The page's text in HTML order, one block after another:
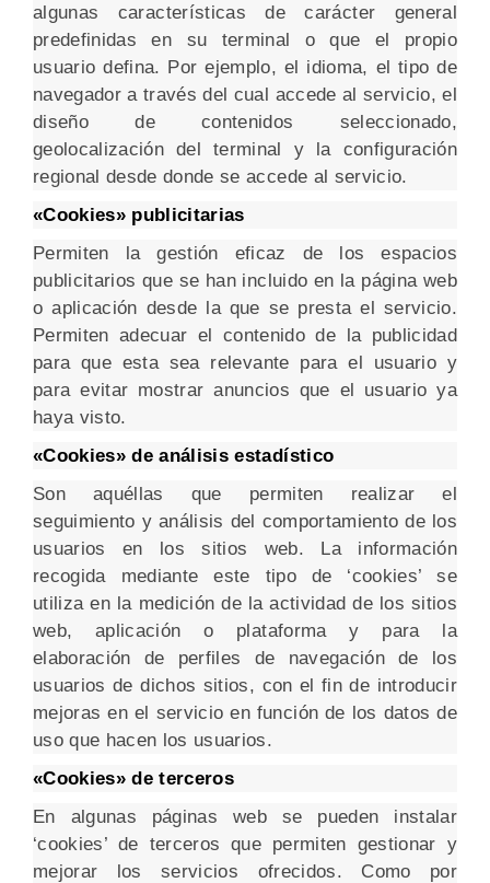
algunas características de carácter general
predefinidas en su terminal o que el propio
usuario defina. Por ejemplo, el idioma, el tipo de
navegador a través del cual accede al servicio, el
diseño de contenidos seleccionado,
geolocalización del terminal y la configuración
regional desde donde se accede al servicio.
«Cookies» publicitarias
Permiten la gestión eficaz de los espacios
publicitarios que se han incluido en la página web
o aplicación desde la que se presta el servicio.
Permiten adecuar el contenido de la publicidad
para que esta sea relevante para el usuario y
para evitar mostrar anuncios que el usuario ya
haya visto.
«Cookies» de análisis estadístico
Son aquéllas que permiten realizar el
seguimiento y análisis del comportamiento de los
usuarios en los sitios web. La información
recogida mediante este tipo de ‘cookies’ se
utiliza en la medición de la actividad de los sitios
web, aplicación o plataforma y para la
elaboración de perfiles de navegación de los
usuarios de dichos sitios, con el fin de introducir
mejoras en el servicio en función de los datos de
uso que hacen los usuarios.
«Cookies» de terceros
En algunas páginas web se pueden instalar
‘cookies’ de terceros que permiten gestionar y
mejorar los servicios ofrecidos. Como por